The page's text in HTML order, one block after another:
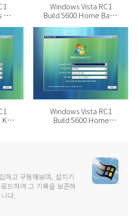
Windows Vista RC1
Build 5600 Home Basic
설
Windows Vista RC1
Build 5600 Home
하고 구동해보며, 설치기
드하여 그 기록을 보존하
다.